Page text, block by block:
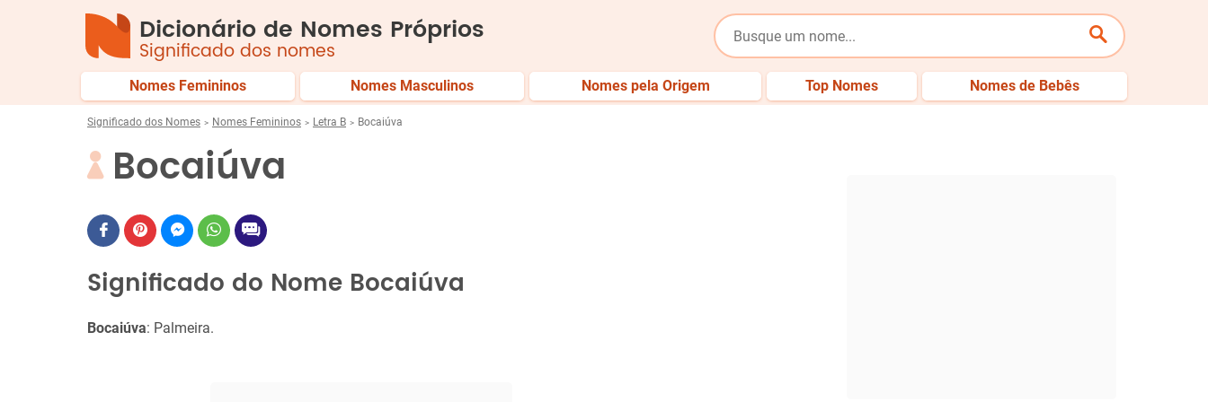
Dicionário de Nomes Próprios
Significado dos nomes
Nomes Femininos Nomes Masculinos Nomes pela Origem Top Nomes Nomes de Bebês
Significado dos Nomes Nomes Femininos Letra B Bocaiúva
Bocaiúva
Significado do Nome Bocaiúva
Bocaiúva: Palmeira.